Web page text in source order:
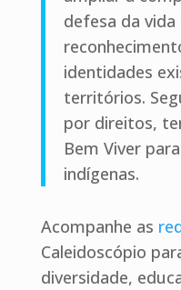
defesa da vida
identidades
territórios.
por direitos,
Bem Viver
indígenas.
Acompanhe as
Caleidoscópio
diversidade,